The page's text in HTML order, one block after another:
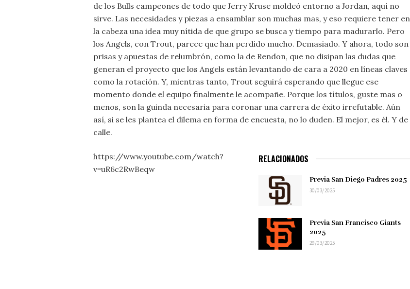
de los Bulls campeones de todo que Jerry Kruse moldeó entorno a Jordan, aquí no
sirve. Las necesidades y piezas a ensamblar son muchas mas, y eso requiere tener en
la cabeza una idea muy nítida de que grupo se busca y tiempo para madurarlo. Pero
los Angels, con Trout, parece que han perdido mucho. Demasiado. Y ahora, todo son
prisas y apuestas de relumbrón, como la de Rendon, que no disipan las dudas que
generan el proyecto que los Angels están levantando de cara a 2020 en líneas claves
como la rotación. Y, mientras tanto, Trout seguirá esperando que llegue ese
momento donde el equipo finalmente le acompañe. Porque los títulos, guste mas o
menos, son la guinda necesaria para coronar una carrera de éxito irrefutable. Aún
así, si se les plantea el dilema en forma de encuesta, no lo duden. El mejor, es él. Y de
calle.
RELACIONADOS
Previa San Diego Padres 2025
30/03/2025
Previa San Francisco Giants
2025
29/03/2025
https://www.youtube.com/watch?
v=uR6c2RwBeqw